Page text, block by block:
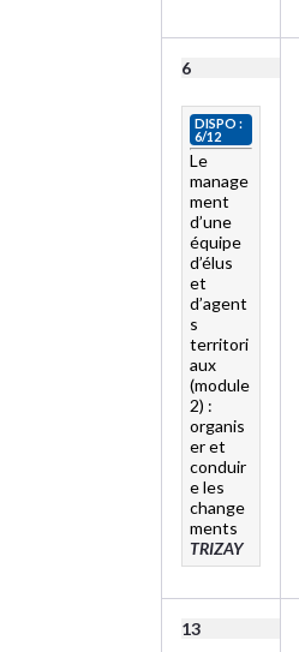
6
DISPO :
6/12
Le
manage
ment
d’une
équipe
d’élus
et
d’agent
s
territori
aux
(module
2) :
organis
er et
conduir
e les
change
ments
TRIZAY
13